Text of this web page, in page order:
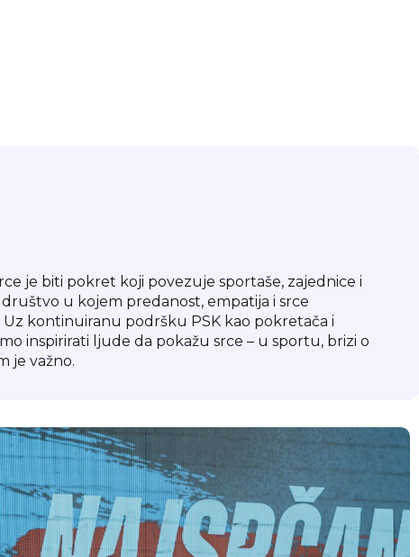
je biti pokret koji povezuje sportaše, zajednice i
u kojem predanost, empatija i srce
kontinuiranu podršku PSK kao pokretača i
inspirirati ljude da pokažu srce – u sportu, brizi o
je važno.